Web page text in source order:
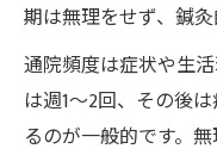
期は無理をせず、鍼
通院頻度は症状や生
は週1～2回、その後
るのが一般的です。